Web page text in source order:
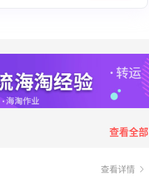
查看全部
查看详情
185人获得返利
COUTR